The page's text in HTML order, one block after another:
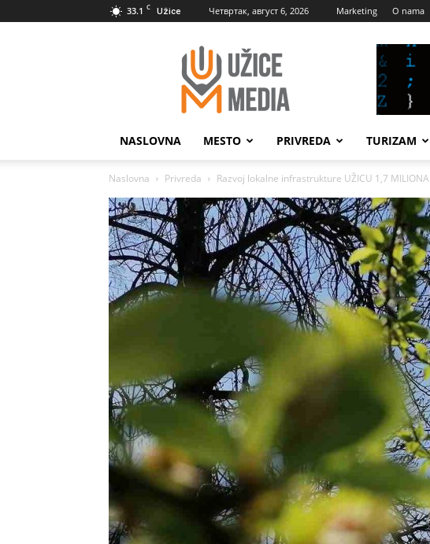
33.1 C Užice Четвртак, август 6, 2026 Marketing O nama
UžiceMedia
NASLOVNA MESTO PRIVREDA TURIZAM
Naslovna Privreda Razvoj lokalne infrastrukture UŽICU 1,7 MILIONA